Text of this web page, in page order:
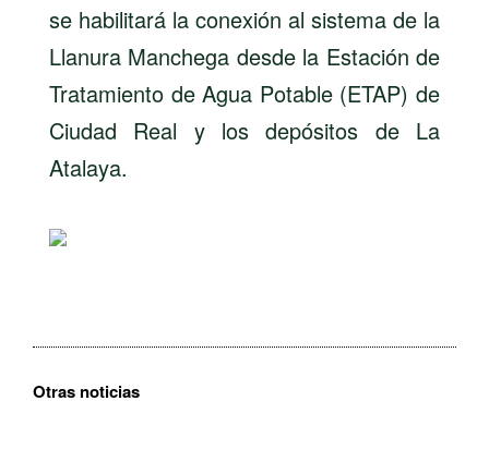
se habilitará la conexión al sistema de la
Llanura Manchega desde la Estación de
Tratamiento de Agua Potable (ETAP) de
Ciudad Real y los depósitos de La
Atalaya.
Otras noticias